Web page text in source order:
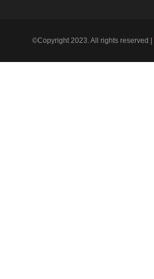
©Copyright 2023. All rights reserved |